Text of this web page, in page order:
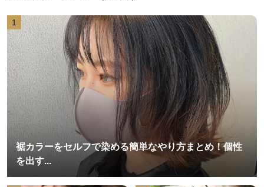
1
裾カラーをセルフで染める簡単なやり方まとめ！個性
を出す...